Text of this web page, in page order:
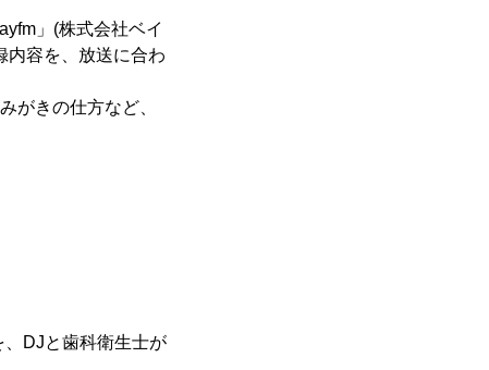
」(株式会社ベイ
容を、放送に合わ
がきの仕方など、
DJと歯科衛生士が